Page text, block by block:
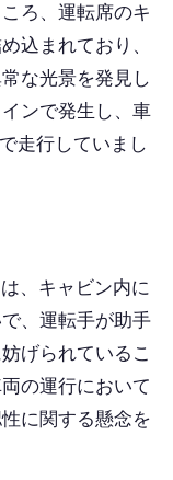
ろ、運転席のキ
込まれており、
な光景を発見し
ンで発生し、車
走行していまし
、キャビン内に
、運転手が助手
げられているこ
の運行において
に関する懸念を